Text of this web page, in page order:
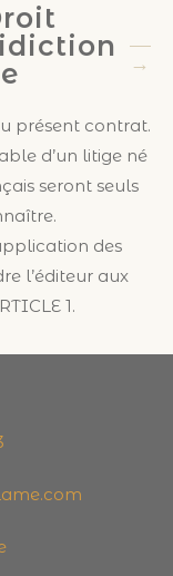
présent contrat.
d’un litige né
seront seuls
des
l’éditeur aux
1.